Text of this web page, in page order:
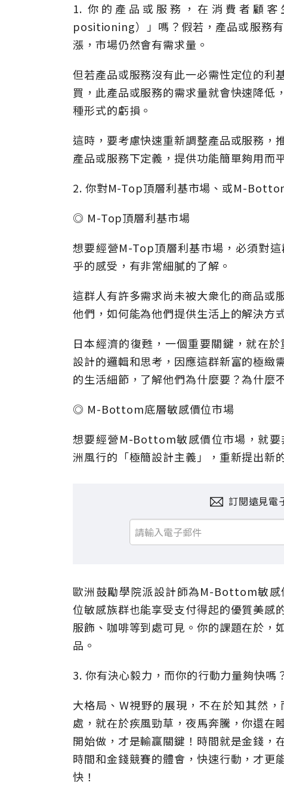
1. 你的產品或服務，在消費者顧
positioning）」嗎？假若，產品或服務
漲，市場仍然會有需求量。
但若產品或服務沒有此一必需性定位的利
買，此產品或服務的需求量就會快速降低
種形式的虧損。
這時，要考慮快速重新調整產品或服務，
產品或服務下定義，提供功能簡單夠用而
2. 你對M-Top頂層利基市場、或M-
◎ M-Top頂層利基市場
想要經營M-Top頂層利基市場，必須對
乎的感受，有非常細膩的了解。
這群人有許多需求尚未被大衆化的商品或
他們，如何能為他們提供生活上的解決方
日本經濟的復甦，一個重要關鍵，就在
設計的邏輯和思考，因應這群新富的極緻
的生活細節，了解他們為什麼要？為什麼
◎ M-Bottom底層敏感價位市場
想要經營M-Bottom敏感價位市場，就要
洲風行的「極簡設計主義」，重新提出新
訂閱遠見電
歐洲鼓勵學院派設計師為M-Bottom敏感
位敏感族群也能享受支付得起的優質美感
服飾、咖啡等到處可見。你的課題在於，
品。
3. 你有決心毅力，而你的行動力量夠快嗎
大格局、W視野的展現，不在於知其然
處，就在於疾風勁草，夜馬奔騰，你還在
開始做，才是輸贏關鍵！時間就是金錢，
時間和金錢競賽的體會，快速行動，才更
快！